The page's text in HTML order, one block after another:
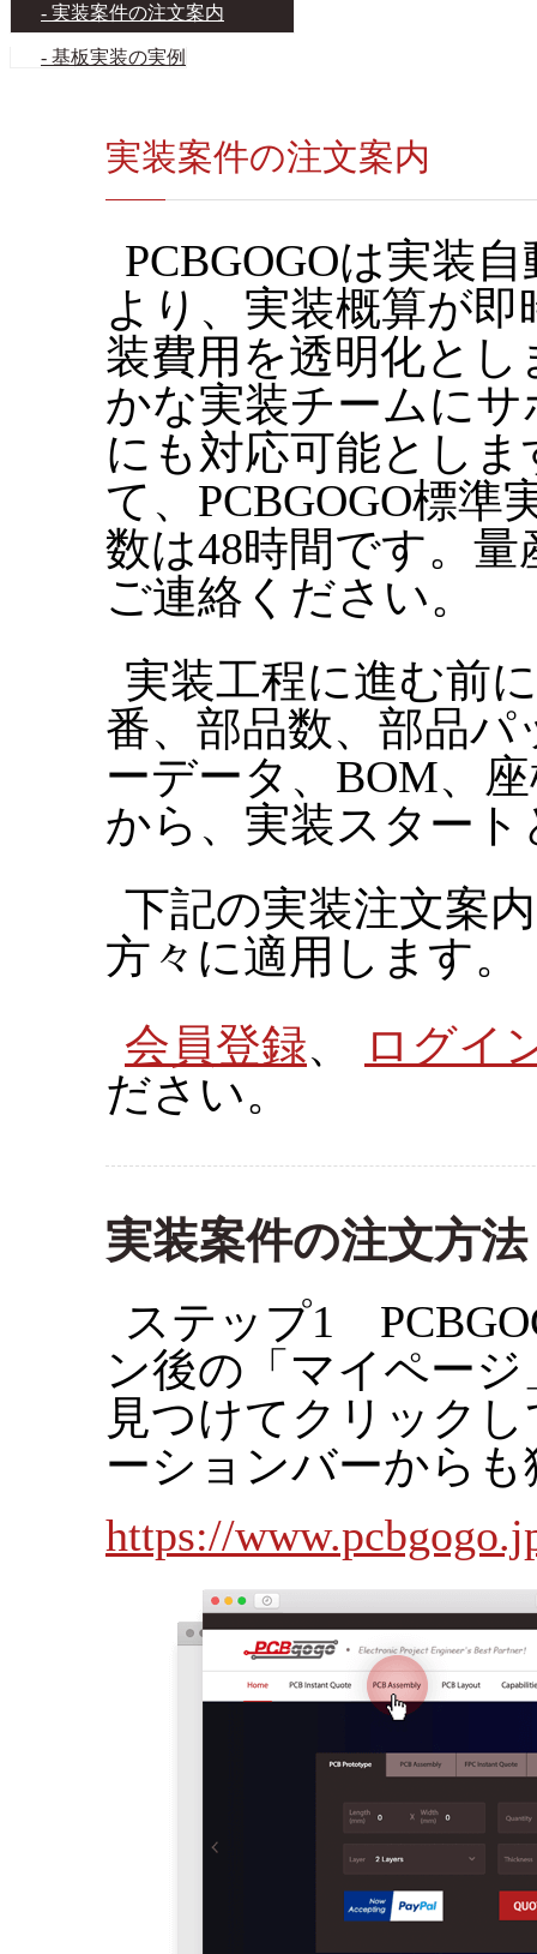
- 実装案件の注文案内
- 基板実装の実例
実装案件の注文案内
PCBGOGOは実装
より、実装概算が
装費用を透明化と
かな実装チームに
にも対応可能とし
て、PCBGOGO標準
数は48時間です。
ご連絡ください。
実装工程に進む前
番、部品数、部品
ーデータ、BOM、
から、実装スター
下記の実装注文案
方々に適用します。
会員登録、
ログイ
ださい。
実装案件の注文方法
ステップ1
ン後の「マイペー
見つけてクリック
ーションバーから
https://